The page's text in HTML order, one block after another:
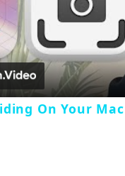
On Your Mac